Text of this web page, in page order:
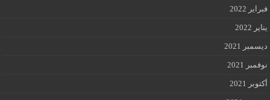
فبراير 2022
يناير 2022
ديسمبر 2021
نوفمبر 2021
أكتوبر 2021